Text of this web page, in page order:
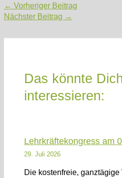
Post
navigation
← Vorheriger Beitrag
Nächster Beitrag →
Das könnte
interessieren:
Lehrkräftekongress am
29. Juli 2026
Die kostenfreie,